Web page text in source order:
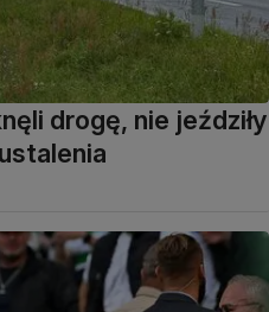
drogę, nie jeździły